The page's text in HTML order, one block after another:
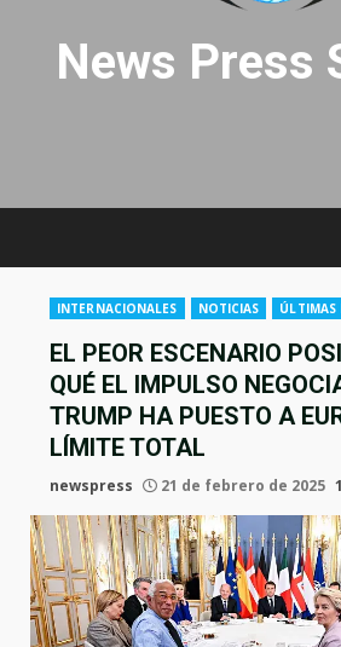
News Press
INTERNACIONALES NOTICIAS ÚLTIMAS
EL PEOR ESCENARIO
QUÉ EL IMPULSO
TRUMP HA PUESTO A
LÍMITE TOTAL
newspress 21 de febrero de 2025